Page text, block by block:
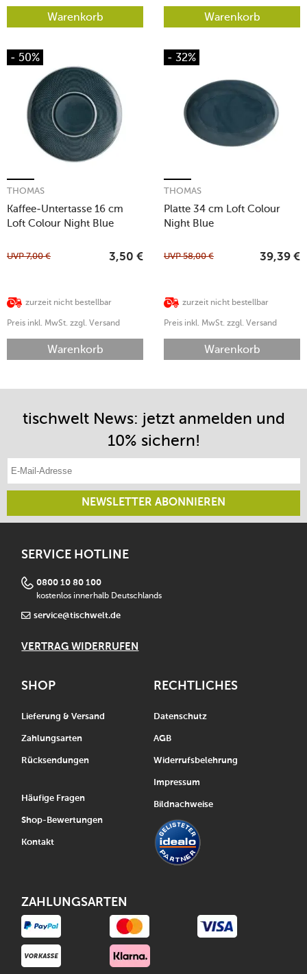
Warenkorb Warenkorb
- 50%
Kaffee-Untertasse 16 cm
Loft Colour Night Blue
THOMAS
zurzeit nicht bestellbar
UVP7,00 € 3,50 €
Preis inkl. MwSt. zzgl. Versand
Warenkorb
- 32%
Platte 34 cm Loft Colour
Night Blue
THOMAS
zurzeit nicht bestellbar
UVP58,00 € 39,39 €
Preis inkl. MwSt. zzgl. Versand
Warenkorb
tischwelt News: jetzt anmelden und
10% sichern!
E-Mail-Adresse eintragen
NEWSLETTER ABONNIEREN
SERVICE HOTLINE
0800 10 80 100
kostenlos innerhalb Deutschlands
service@tischwelt.de
VERTRAG WIDERRUFEN
SHOP
Lieferung & Versand
Zahlungsarten
Rücksendungen
Häufige Fragen
Shop-Bewertungen
Kontakt
RECHTLICHES
Datenschutz
AGB
Widerrufsbelehrung
Impressum
Bildnachweise
ZAHLUNGSARTEN